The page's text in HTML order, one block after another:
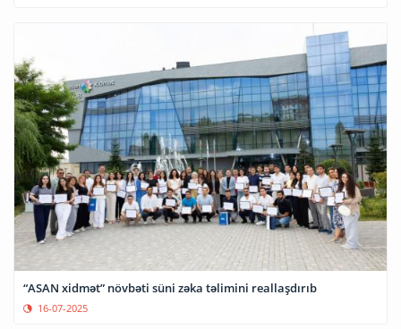
“ASAN xidmət” növbəti süni zəka təlimini reallaşdırıb
16-07-2025